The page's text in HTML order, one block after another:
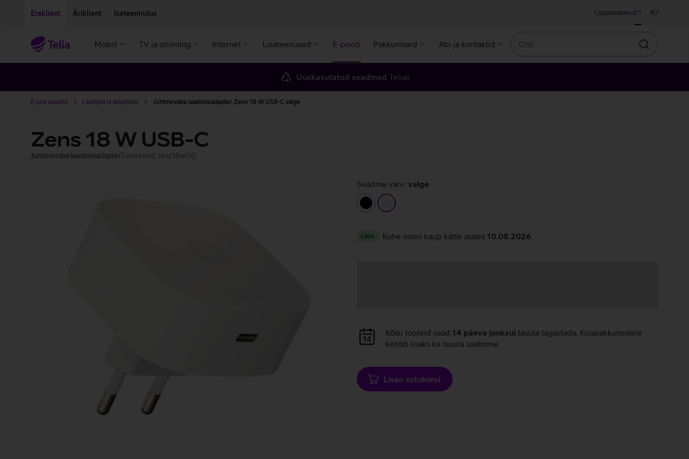
Eraklient Äriklient Iseteenindus LigipääsetavusET RU
Mobiil TV ja striiming Internet Lisateenused E-pood Pakkumised Abi ja kontaktid
Otsin
Uuskasutatud seadmed Telias
E-poe avaleht Laadijad ja adapterid Juhtmevaba laadimisadapter Zens 18 W USB-C valge
Zens 18 W USB-C
Juhtmevaba laadimisadapterTootekood: zesc18w/00
Seadme värv: valge
must
valge
Laos Kohe ostes kaup kätte alates 10.08.2026
Andmete
laadimine
Kõiki tooteid saad 14 päeva jooksul tasuta tagastada. Kuupakkumistele
kehtib lisaks ka tasuta saatmine.
Lisan ostukorvi